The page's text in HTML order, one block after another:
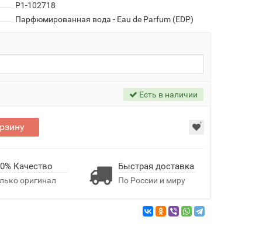
P1-102718
Парфюмированная вода - Eau de Parfum (EDP)
Есть в наличии
Качество
оригинал
Быстрая доставка
По России и миру